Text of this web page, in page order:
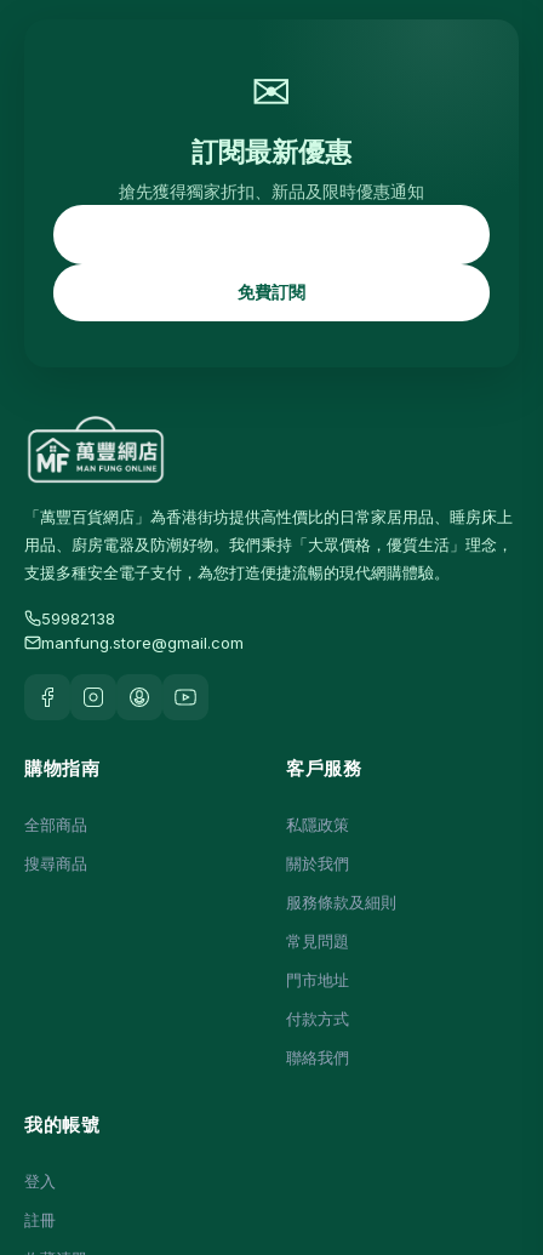
✉
訂閱最新優惠
搶先獲得獨家折扣、新品及限時優惠通知
免費訂閱
「萬豐百貨網店」為香港街坊提供高性價比的日常家居用品、睡房床上
用品、廚房電器及防潮好物。我們秉持「大眾價格，優質生活」理念，
支援多種安全電子支付，為您打造便捷流暢的現代網購體驗。
59982138
manfung.store@gmail.com
購物指南
全部商品
搜尋商品
客戶服務
私隱政策
關於我們
服務條款及細則
常見問題
門市地址
付款方式
聯絡我們
我的帳號
登入
註冊